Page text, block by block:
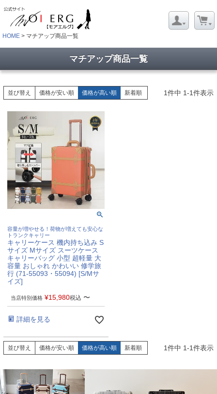
HOME マチアップ商品一覧
マチアップ商品一覧
並び替え 価格が安い順 価格が高い順 新着順 1件中 1-1件表示
容量が増やせる！荷物が増えても安心な
トランクキャリー
キャリーケース 機内持ち込み S
サイズ Mサイズ スーツケース
キャリーバッグ 小型 超軽量 大
容量 おしゃれ かわいい 修学旅
行 (71-55093・55094) [S/Mサ
イズ]
当店特別価格 ¥15,980税込 〜
詳細を見る
並び替え 価格が安い順 価格が高い順 新着順 1件中 1-1件表示